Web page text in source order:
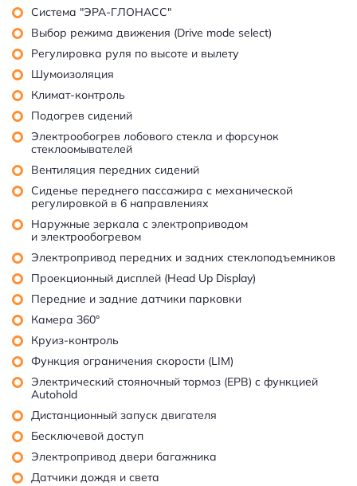
Система "ЭРА-ГЛОНАСС"
Выбор режима движения (Drive mode select)
Регулировка руля по высоте и вылету
Шумоизоляция
Климат-контроль
Подогрев сидений
Электрообогрев лобового стекла и форсунок
стеклоомывателей
Вентиляция передних сидений
Сиденье переднего пассажира с механической
регулировкой в 6 направлениях
Наружные зеркала с электроприводом
и электрообогревом
Электропривод передних и задних стеклоподъемников
Проекционный дисплей (Head Up Display)
Передние и задние датчики парковки
Камера 360°
Круиз-контроль
Функция ограничения скорости (LIM)
Электрический стояночный тормоз (EPB) c функцией
Autohold
Дистанционный запуск двигателя
Бесключевой доступ
Электропривод двери багажника
Датчики дождя и света